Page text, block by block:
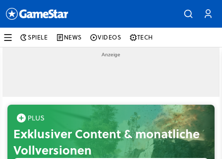
SPIELE NEWS VIDEOS TECH
Exklusiver Content & monatliche
Vollversionen